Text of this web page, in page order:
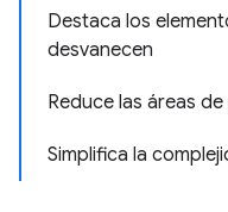
Destaca los
desvanecen
Reduce las áreas
Simplifica la